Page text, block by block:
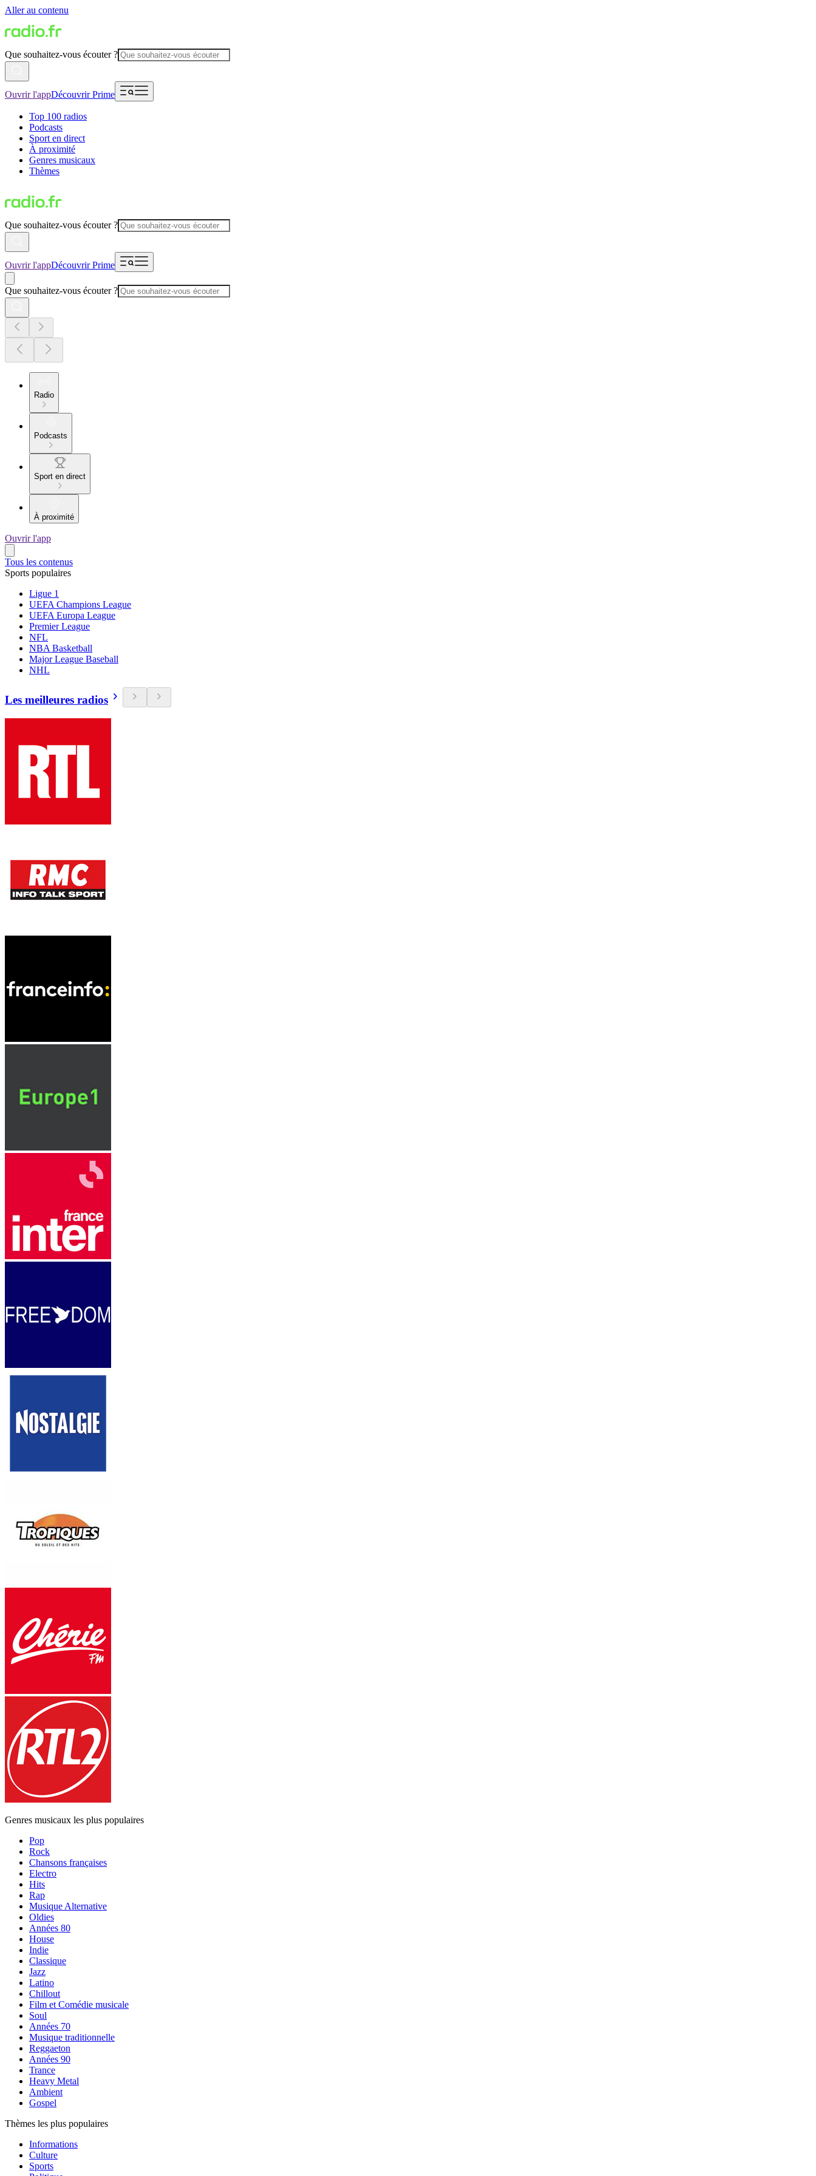
Aller au contenu
Que souhaitez-vous écouter ?
Ouvrir l'appDécouvrir Prime
Top 100 radios
Podcasts
Sport en direct
À proximité
Genres musicaux
Thèmes
Que souhaitez-vous écouter ?
Ouvrir l'appDécouvrir Prime
Que souhaitez-vous écouter ?
Radio
Podcasts
Sport en direct
À proximité
Ouvrir l'app
Tous les contenus
Sports populaires
Ligue 1
UEFA Champions League
UEFA Europa League
Premier League
NFL
NBA Basketball
Major League Baseball
NHL
Les meilleures radios
Genres musicaux les plus populaires
Pop
Rock
Chansons françaises
Electro
Hits
Rap
Musique Alternative
Oldies
Années 80
House
Indie
Classique
Jazz
Latino
Chillout
Film et Comédie musicale
Soul
Années 70
Musique traditionnelle
Reggaeton
Années 90
Trance
Heavy Metal
Ambient
Gospel
Thèmes les plus populaires
Informations
Culture
Sports